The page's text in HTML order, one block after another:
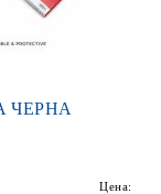
ЧЕРНА
Цена: